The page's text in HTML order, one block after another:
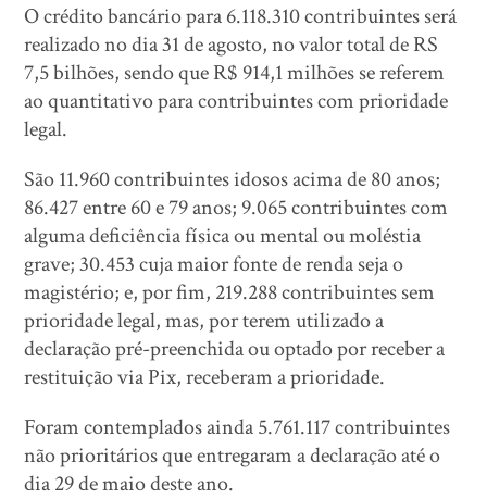
O crédito bancário para 6.118.310 contribuintes será
realizado no dia 31 de agosto, no valor total de RS
7,5 bilhões, sendo que R$ 914,1 milhões se referem
ao quantitativo para contribuintes com prioridade
legal.
São 11.960 contribuintes idosos acima de 80 anos;
86.427 entre 60 e 79 anos; 9.065 contribuintes com
alguma deficiência física ou mental ou moléstia
grave; 30.453 cuja maior fonte de renda seja o
magistério; e, por fim, 219.288 contribuintes sem
prioridade legal, mas, por terem utilizado a
declaração pré-preenchida ou optado por receber a
restituição via Pix, receberam a prioridade.
Foram contemplados ainda 5.761.117 contribuintes
não prioritários que entregaram a declaração até o
dia 29 de maio deste ano.